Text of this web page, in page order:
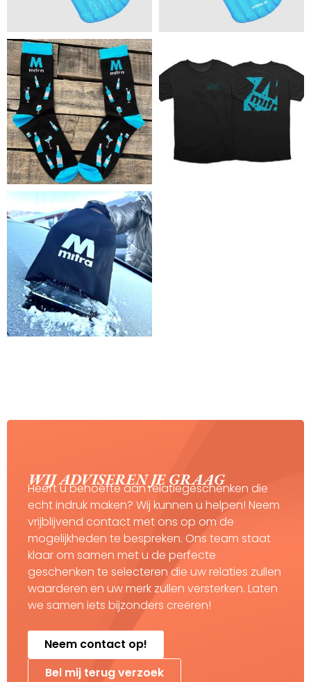
WIJ ADVISEREN JE GRAAG
Heeft u behoefte aan relatiegeschenken die
echt indruk maken? Wij kunnen u helpen! Neem
vrijblijvend contact met ons op om de
mogelijkheden te bespreken. Ons team staat
klaar om samen met u de perfecte
geschenken te selecteren die uw relaties zullen
waarderen en uw merk zullen versterken. Laten
we samen iets bijzonders creëren!
Neem contact op!
Bel mij terug verzoek